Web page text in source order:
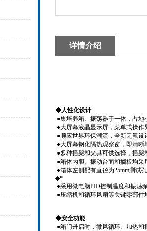
详情介绍
◆人性化设计
●集培养箱、振荡器于一体，占地
●大屏幕液晶显示屏，菜单式操作
●顺应世界环保潮流，全新无氟
●大屏幕钢化隔热观察窗，即清
●多种摇架和夹具可供选择，摇
●箱体内胆、振动台面和搁板均
●箱体左侧配有直径为25mm测试
◆*
●采用微电脑PID控制温度和振荡
●压缩机和循环风扇等关键零部
◆安全功能
●箱门丹启时，微风循环、加热